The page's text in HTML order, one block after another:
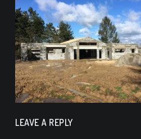
LEAVE A REPLY